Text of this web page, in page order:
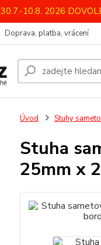
30.7.-10.8. 2026
Doprava, platba, vrácení
Úvod Stuhy
Stuha
25mm x